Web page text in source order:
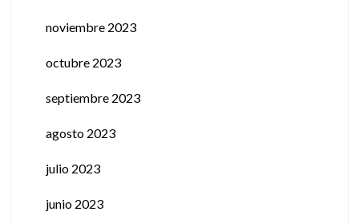
noviembre 2023
octubre 2023
septiembre 2023
agosto 2023
julio 2023
junio 2023